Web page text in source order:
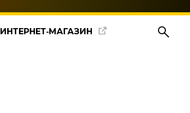
ИНТЕРНЕТ‑МАГАЗИН